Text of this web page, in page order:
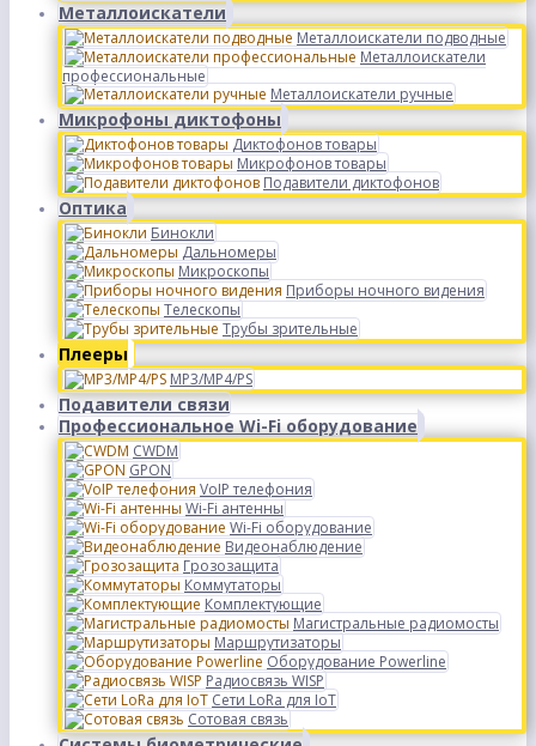
Металлоискатели
Металлоискатели подводные
Металлоискатели
профессиональные
Металлоискатели ручные
Микрофоны диктофоны
Диктофонов товары
Микрофонов товары
Подавители диктофонов
Оптика
Бинокли
Дальномеры
Микроскопы
Приборы ночного видения
Телескопы
Трубы зрительные
Плееры
MP3/MP4/PS
Подавители связи
Профессиональное Wi-Fi оборудование
CWDM
GPON
VoIP телефония
Wi-Fi антенны
Wi-Fi оборудование
Видеонаблюдение
Грозозащита
Коммутаторы
Комплектующие
Магистральные радиомосты
Маршрутизаторы
Оборудование Powerline
Радиосвязь WISP
Сети LoRa для IoT
Сотовая связь